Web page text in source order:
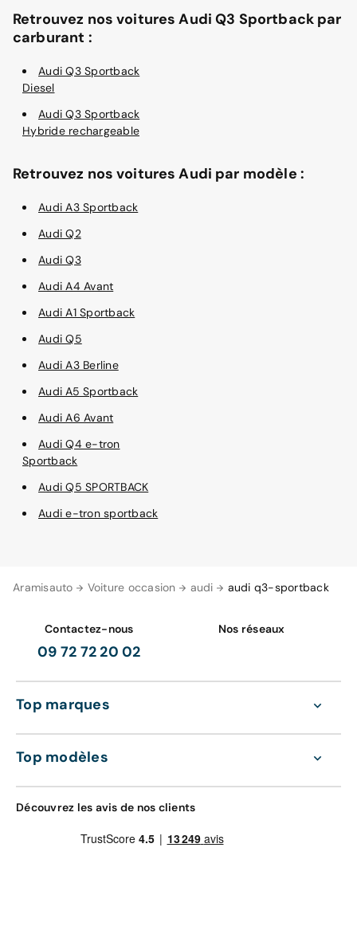
Aramisauto Voiture occasion audi audi q3-sportback
Retrouvez nos voitures Audi Q3 Sportback par
carburant :
Audi Q3 Sportback
Diesel
Audi Q3 Sportback
Hybride rechargeable
Retrouvez nos voitures Audi par modèle :
Audi A3 Sportback
Audi Q2
Audi Q3
Audi A4 Avant
Audi A1 Sportback
Audi Q5
Audi A3 Berline
Audi A5 Sportback
Audi A6 Avant
Audi Q4 e-tron
Sportback
Audi Q5 SPORTBACK
Audi e-tron sportback
Contactez-nous
09 72 72 20 02
Nos réseaux
Top marques
Top modèles
Découvrez les avis de nos clients